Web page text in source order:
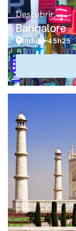
Descubrir
Bangalore
India 45h25